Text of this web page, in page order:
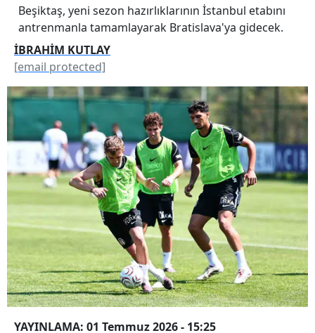
Beşiktaş, yeni sezon hazırlıklarının İstanbul etabını
antrenmanla tamamlayarak Bratislava'ya gidecek.
İBRAHİM KUTLAY
[email protected]
YAYINLAMA: 01 Temmuz 2026 - 15:25